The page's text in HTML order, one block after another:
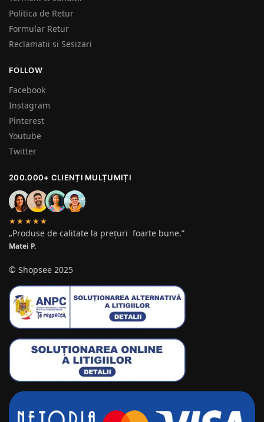
Politica de Retur
Formular Retur
Reclamatii si Sesizari
FOLLOW
Facebook
Instagram
Pinterest
Youtube
Twitter
200.000+ CLIENȚI MULȚUMIȚI
★★★★★
„Produse de calitate la prețuri foarte bune.”
Matei P.
© Shopsee 2025